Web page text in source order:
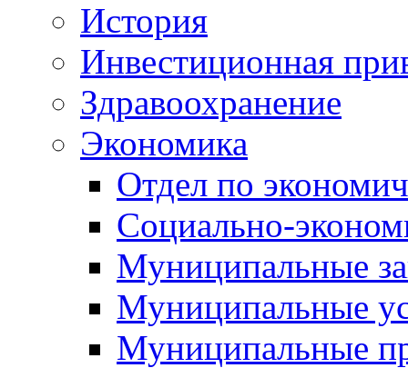
История
Инвестиционная
Здравоохранение
Экономика
Отдел по
Социально-
Муниципальные
Муниципальные
Муниципальные